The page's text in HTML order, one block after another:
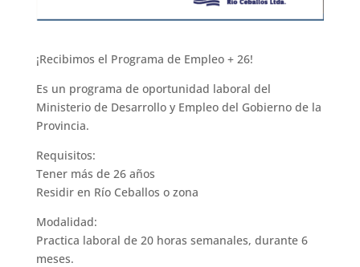
¡Recibimos el Programa de Empleo + 26!
Es un programa de oportunidad laboral del
Ministerio de Desarrollo y Empleo del Gobierno de la
Provincia.
Requisitos:
Tener más de 26 años
Residir en Río Ceballos o zona
Modalidad:
Practica laboral de 20 horas semanales, durante 6
meses.